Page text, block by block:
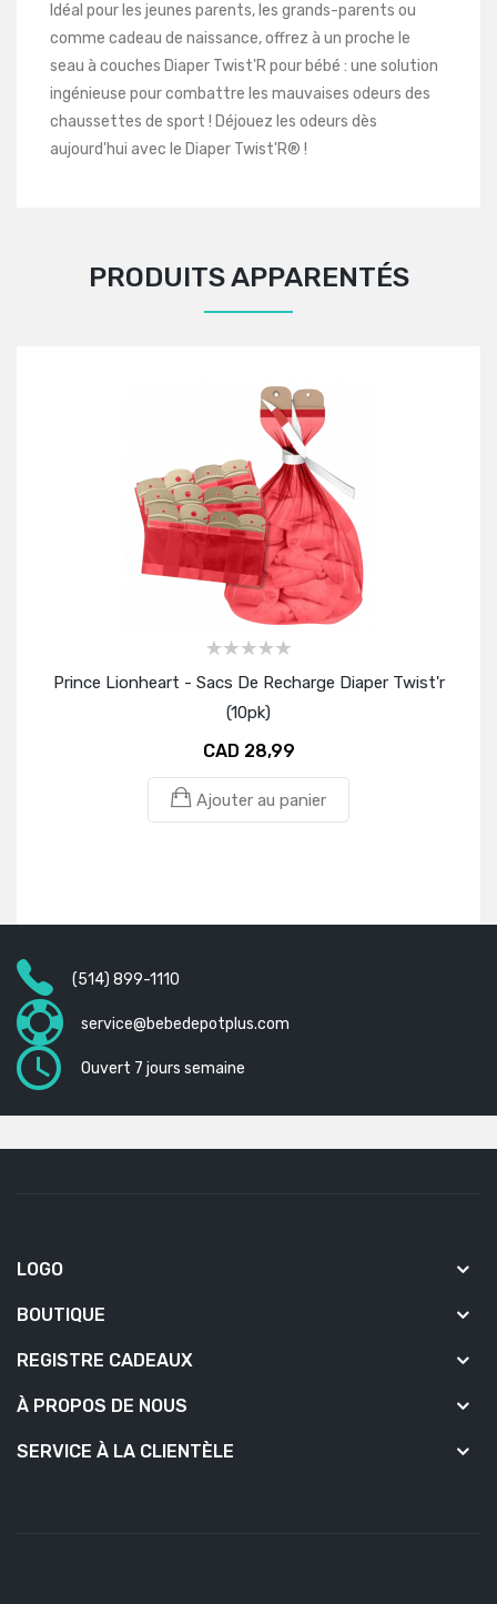
Idéal pour les jeunes parents, les grands-parents ou
comme cadeau de naissance, offrez à un proche le
seau à couches Diaper Twist'R pour bébé : une solution
ingénieuse pour combattre les mauvaises odeurs des
chaussettes de sport ! Déjouez les odeurs dès
aujourd'hui avec le Diaper Twist'R® !
PRODUITS APPARENTÉS
Prince Lionheart - Sacs De Recharge Diaper Twist'r
(10pk)
CAD 28,99
Ajouter au panier
(514) 899-1110
service@bebedepotplus.com
Ouvert 7 jours semaine
LOGO
BOUTIQUE
REGISTRE CADEAUX
À PROPOS DE NOUS
SERVICE À LA CLIENTÈLE